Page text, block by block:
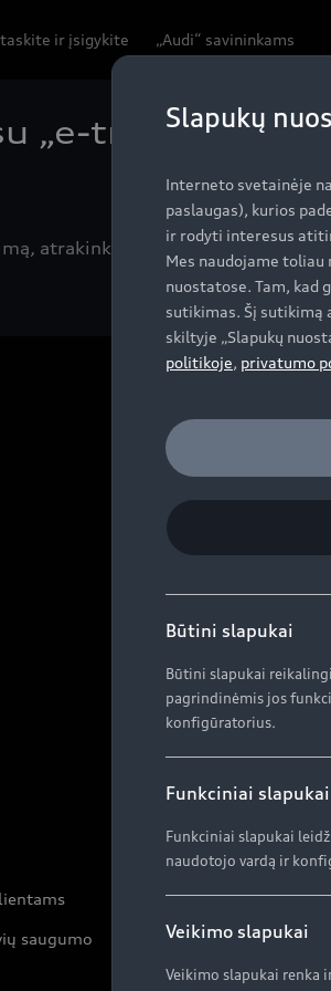
ir įsigykite „Audi“ savininkams
„e-tron
atrakinkite „e-tron connect“
saugumo
AUDI
Apie
Apie
Istorija
Slapukų
Interneto svetainėje
paslaugas), kurios
ir rodyti interesus
Mes naudojame
nuostatose. Tam, kad
sutikimas. Šį sutikimą
skiltyje „Slapukų
politikoje, privatumo
Būtini slapukai
Būtini slapukai
pagrindinėmis jos
konfigūratorius.
Funkciniai slapukai
Funkciniai slapukai
naudotojo vardą ir
Veikimo slapukai
Veikimo slapukai renka